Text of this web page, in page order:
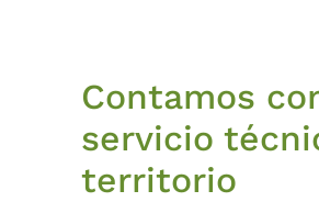
Contamos
servicio
territorio